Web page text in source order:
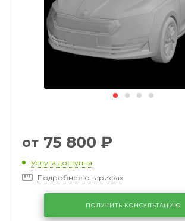
от 75 800 ₽
Услуга доступна
Подробнее о тарифах
ПОЛУЧИТЬ КОНСУЛЬТАЦИЮ